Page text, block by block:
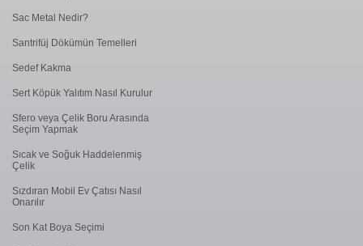
Sac Metal Nedir?
Santrifüj Dökümün Temelleri
Sedef Kakma
Sert Köpük Yalıtım Nasıl Kurulur
Sfero veya Çelik Boru Arasında
Seçim Yapmak
Sıcak ve Soğuk Haddelenmiş
Çelik
Sızdıran Mobil Ev Çatısı Nasıl
Onarılır
Son Kat Boya Seçimi